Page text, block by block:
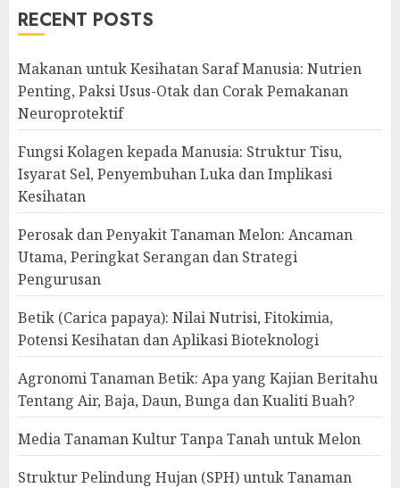
RECENT POSTS
Makanan untuk Kesihatan Saraf Manusia: Nutrien
Penting, Paksi Usus-Otak dan Corak Pemakanan
Neuroprotektif
Fungsi Kolagen kepada Manusia: Struktur Tisu,
Isyarat Sel, Penyembuhan Luka dan Implikasi
Kesihatan
Perosak dan Penyakit Tanaman Melon: Ancaman
Utama, Peringkat Serangan dan Strategi
Pengurusan
Betik (Carica papaya): Nilai Nutrisi, Fitokimia,
Potensi Kesihatan dan Aplikasi Bioteknologi
Agronomi Tanaman Betik: Apa yang Kajian Beritahu
Tentang Air, Baja, Daun, Bunga dan Kualiti Buah?
Media Tanaman Kultur Tanpa Tanah untuk Melon
Struktur Pelindung Hujan (SPH) untuk Tanaman